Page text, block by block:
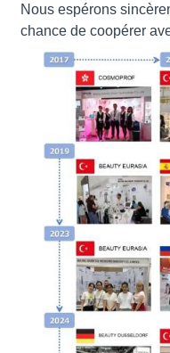
Nous espérons
chance de coopérer